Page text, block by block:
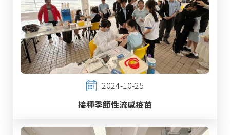
2024-10-25
接種季節性流感疫苗